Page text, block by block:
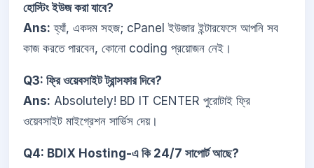
হোস্টিং ইউজ করা যাবে?
Ans: হ্যাঁ, একদম সহজ; cPanel ইউজার ইন্টারফেসে আপনি সব
কাজ করতে পারবেন, কোনো coding প্রয়োজন নেই।
Q3: ফ্রি ওয়েবসাইট ট্রান্সফার দিবে?
Ans: Absolutely! BD IT CENTER পুরোটাই ফ্রি
ওয়েবসাইট মাইগ্রেশন সার্ভিস দেয়।
Q4: BDIX Hosting-এ কি 24/7 সাপোর্ট আছে?